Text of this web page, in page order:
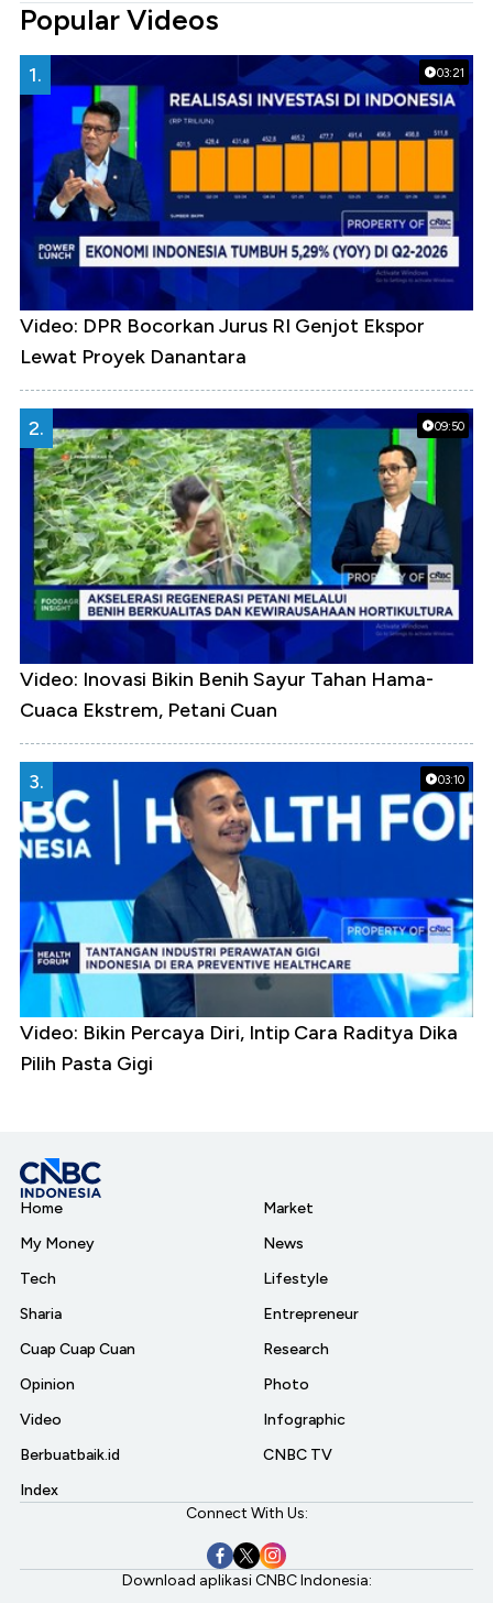
Popular Videos
03:21
1.
Video: DPR Bocorkan Jurus RI Genjot Ekspor
Lewat Proyek Danantara
09:50
2.
Video: Inovasi Bikin Benih Sayur Tahan Hama-
Cuaca Ekstrem, Petani Cuan
03:10
3.
Video: Bikin Percaya Diri, Intip Cara Raditya Dika
Pilih Pasta Gigi
Home
My Money
Tech
Sharia
Cuap Cuap Cuan
Opinion
Video
Berbuatbaik.id
Index
Market
News
Lifestyle
Entrepreneur
Research
Photo
Infographic
CNBC TV
Connect With Us:
Download aplikasi CNBC Indonesia: